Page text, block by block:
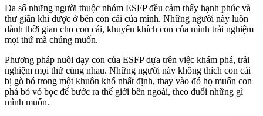
Đa số những người thuộc nhóm ESFP đều cảm thấy hạnh phúc và
thư giãn khi được ở bên con cái của mình. Những người này luôn
dành thời gian cho con cái, khuyến khích con của mình trải nghiệm
mọi thứ mà chúng muốn.
Phương pháp nuôi dạy con của ESFP dựa trên việc khám phá, trải
nghiệm mọi thứ cùng nhau. Những người này không thích con cái
bị gò bó trong một khuôn khổ nhất định, thay vào đó họ muốn con
phá bỏ vỏ bọc để bước ra thế giới bên ngoài, theo đuổi những gì
mình muốn.